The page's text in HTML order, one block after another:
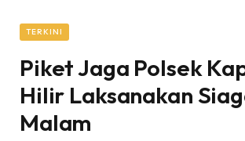
TERKINI
Piket Jaga Polsek
Hilir Laksanakan
Malam